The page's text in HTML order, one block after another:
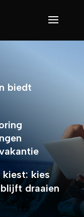
biedt
kiest: kies
draaien